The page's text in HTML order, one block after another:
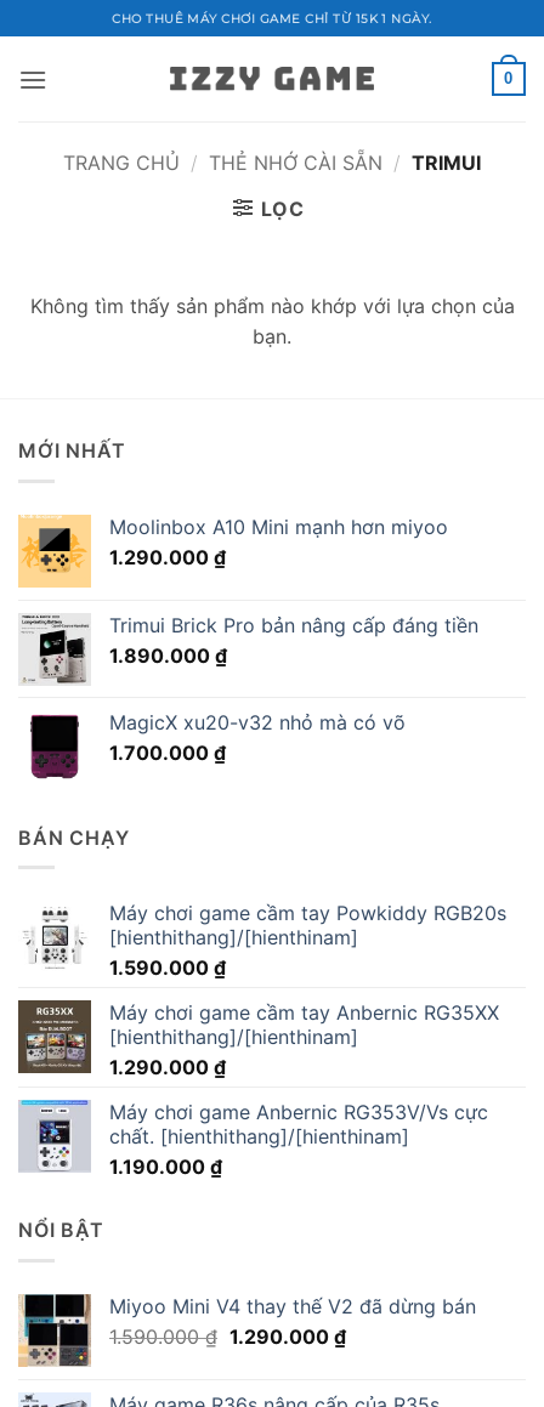
qua
nội
CHO THUÊ MÁY CHƠI GAME CHỈ TỪ 15K 1 NGÀY.
0
TRANG CHỦ / THẺ NHỚ CÀI SẴN / TRIMUI
LỌC
Không tìm thấy sản phẩm nào khớp với lựa chọn của
bạn.
MỚI NHẤT
Moolinbox A10 Mini mạnh hơn miyoo
1.290.000 ₫
Trimui Brick Pro bản nâng cấp đáng tiền
1.890.000 ₫
MagicX xu20-v32 nhỏ mà có võ
1.700.000 ₫
BÁN CHẠY
Máy chơi game cầm tay Powkiddy RGB20s
[hienthithang]/[hienthinam]
1.590.000 ₫
Máy chơi game cầm tay Anbernic RG35XX
[hienthithang]/[hienthinam]
1.290.000 ₫
Máy chơi game Anbernic RG353V/Vs cực
chất. [hienthithang]/[hienthinam]
1.190.000 ₫
NỔI BẬT
Miyoo Mini V4 thay thế V2 đã dừng bán
1.590.000₫ Giá
1.290.000 ₫Giá